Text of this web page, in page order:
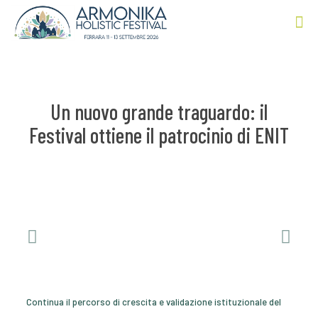
Un nuovo grande traguardo: il
Festival ottiene il patrocinio di ENIT
Continua il percorso di crescita e validazione istituzionale del